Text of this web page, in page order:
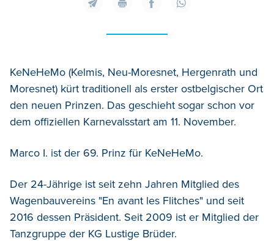
KeNeHeMo (Kelmis, Neu-Moresnet, Hergenrath und
Moresnet) kürt traditionell als erster ostbelgischer Ort
den neuen Prinzen. Das geschieht sogar schon vor
dem offiziellen Karnevalsstart am 11. November.
Marco I. ist der 69. Prinz für KeNeHeMo.
Der 24-Jährige ist seit zehn Jahren Mitglied des
Wagenbauvereins "En avant les Flitches" und seit
2016 dessen Präsident. Seit 2009 ist er Mitglied der
Tanzgruppe der KG Lustige Brüder.